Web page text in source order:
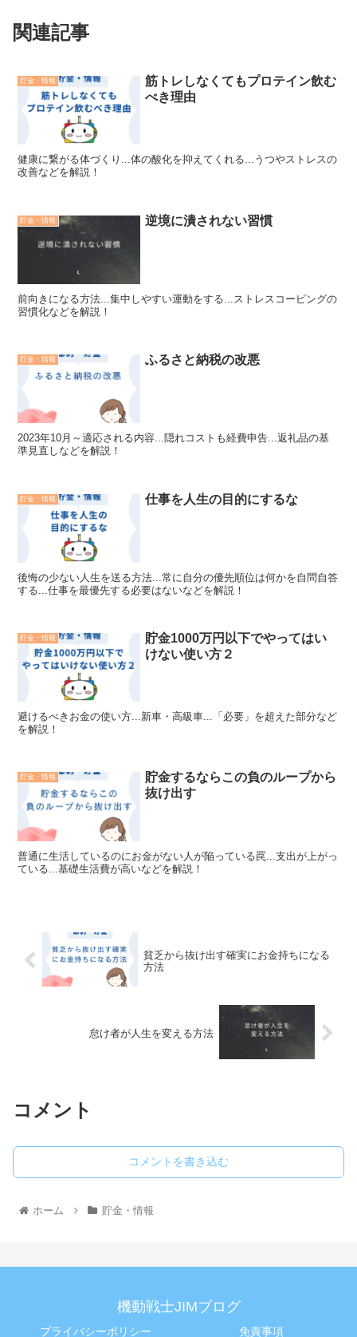
関連記事
貯金・情報
筋トレしなくてもプロテイン飲む
べき理由
健康に繋がる体づくり...体の酸化を抑えてくれる...うつやストレスの
改善などを解説！
貯金・情報 逆境に潰されない習慣
前向きになる方法...集中しやすい運動をする...ストレスコーピングの
習慣化などを解説！
貯金・情報 ふるさと納税の改悪
2023年10月～適応される内容...隠れコストも経費申告...返礼品の基
準見直しなどを解説！
貯金・情報 仕事を人生の目的にするな
後悔の少ない人生を送る方法...常に自分の優先順位は何かを自問自答
する...仕事を最優先する必要はないなどを解説！
貯金・情報
貯金1000万円以下でやってはい
けない使い方２
避けるべきお金の使い方...新車・高級車...「必要」を超えた部分など
を解説！
貯金・情報
貯金するならこの負のループから
抜け出す
普通に生活しているのにお金がない人が陥っている罠...支出が上がっ
ている...基礎生活費が高いなどを解説！
貧乏から抜け出す確実にお金持ちになる
方法
怠け者が人生を変える方法
コメント
コメントを書き込む
ホーム 貯金・情報
機動戦士JIMブログ
プライバシーポリシー 免責事項